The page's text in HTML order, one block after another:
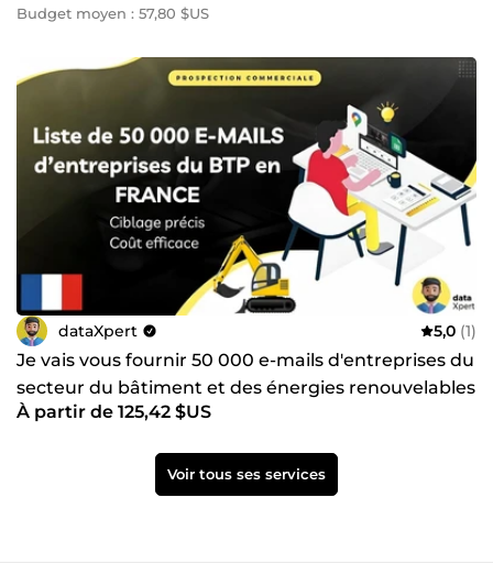
Budget moyen : 57,80 $US
dataXpert 5,0 (1)
Je vais vous fournir 50 000 e-mails d'entreprises du
secteur du bâtiment et des énergies renouvelables
À partir de 125,42 $US
Voir tous ses services